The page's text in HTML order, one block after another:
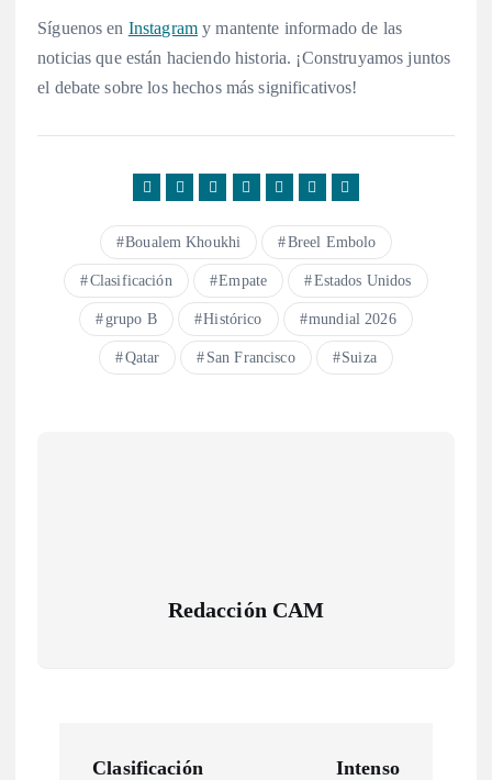
Síguenos en Instagram y mantente informado de las
noticias que están haciendo historia. ¡Construyamos juntos
el debate sobre los hechos más significativos!
Boualem Khoukhi Breel Embolo
Clasificación Empate Estados Unidos
grupo B Histórico mundial 2026
Qatar San Francisco Suiza
Redacción CAM
Clasificación
Intenso